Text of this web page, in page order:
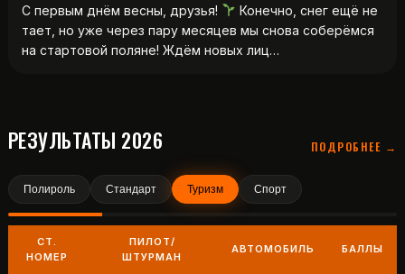
С первым днём весны, друзья!
Конечно, снег ещё не
тает, но уже через пару месяцев мы снова соберёмся
на стартовой поляне! Ждём новых лиц…
РЕЗУЛЬТАТЫ 2026 ПОДРОБНЕЕ →
Полироль Стандарт Туризм Спорт
СТ.
НОМЕР
ПИЛОТ/
ШТУРМАН
АВТОМОБИЛЬ БАЛЛЫ